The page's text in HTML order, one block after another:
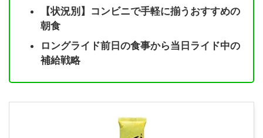
【状況別】コンビニで手軽に揃うおすすめの
朝食
ロングライド前日の食事から当日ライド中の
補給戦略